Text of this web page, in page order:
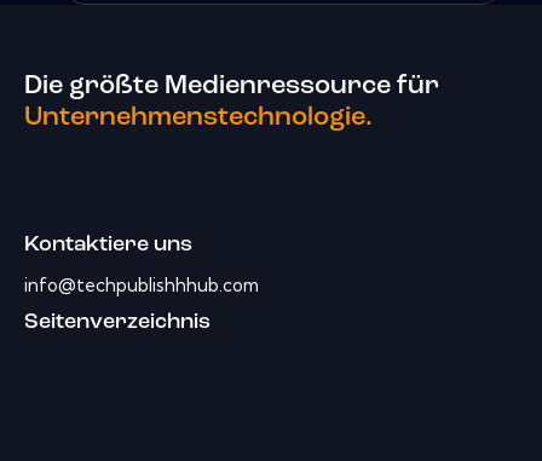
Die größte Medienressource für
Unternehmenstechnologie.
Kontaktiere uns
info@techpublishhhub.com
Seitenverzeichnis